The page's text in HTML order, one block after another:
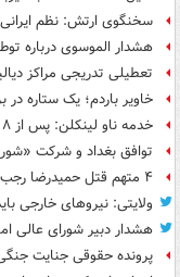
سخنگوی ارتش: نظم
هشدار الموسوی درباره
تعطیلی تدریجی مراکز
خاویر باردم؛ یک ستاره
خدمه ناو لینکلن: پس از ۸ ماه حضور در دریا خسته و درمانده‌ شدیم
توافق بغداد و شرکت
۴ متهم قتل حمیدرضا رجب‌زاده دستگیر شدند
ولایتی: نیروهای خارجی
هشدار دبیر شورای عالی
پرونده حقوقی جنایت